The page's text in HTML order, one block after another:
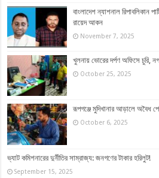
বাংলাদেশ ন্যাশনাল রিপাবলিকান
রায়েদ আকন
November 7, 2025
খুলনায় ভোরের দর্পণ অফিসে চুরি,
October 25, 2025
রূপগঞ্জে মুদিখানার আড়ালে অবৈধ
October 6, 2025
ভ্যাট কমিশনারের দুর্নীতির সাম্রাজ্য: জনগণের টাকার হরিলুট!
September 15, 2025